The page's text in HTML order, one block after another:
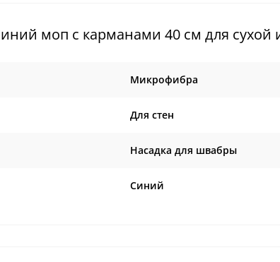
моп с карманами 40 см для сухой
Микрофибра
Для стен
Насадка для швабры
Синий